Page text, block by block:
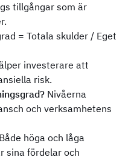
tillgångar som är
= Totala skulder / Eget
investerare att
risk.
Nivåerna
och verksamhetens
Både höga och låga
sina fördelar och